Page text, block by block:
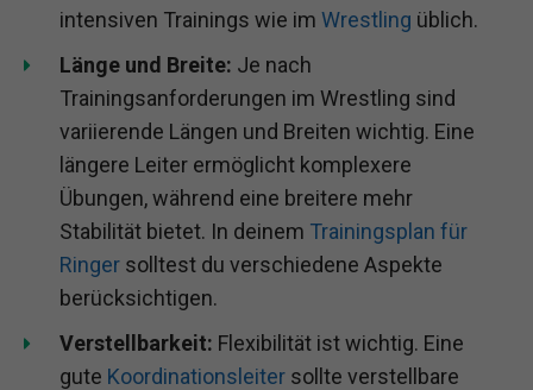
intensiven Trainings wie im Wrestling üblich.
Länge und Breite: Je nach
Trainingsanforderungen im Wrestling sind
variierende Längen und Breiten wichtig. Eine
längere Leiter ermöglicht komplexere
Übungen, während eine breitere mehr
Stabilität bietet. In deinem Trainingsplan für
Ringer solltest du verschiedene Aspekte
berücksichtigen.
Verstellbarkeit: Flexibilität ist wichtig. Eine
gute Koordinationsleiter sollte verstellbare